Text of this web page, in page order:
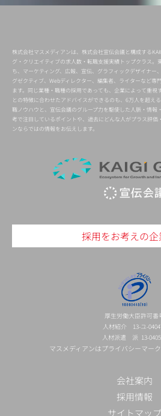
株式会社マスメディアンは、株式会社宣伝会議と構成する
グ・クリエイティブの求人数・転職支援実績トップクラス。
ち、マーケティング、広報、宣伝、グラフィックデザイナー
グゼクティブ、Webディレクター、編集者、ライターなど専
ます。同じ業種・職種の採用であっても、企業によって重
との特徴に合わせたアドバイスができるのも、6万人を超え
職ノウハウと、宣伝会議のグループ力を駆使した人脈・情報
考で注目しているポイントや、過去にどんな人がプラス評価
ンならではの情報をお伝えします。
採用をお考えの企
厚生労働大臣許可番
人材紹介 13-ユ-
人材派遣 派 13-
マスメディアンはプライバシーマー
会社案内
採用情報
サイトマップ